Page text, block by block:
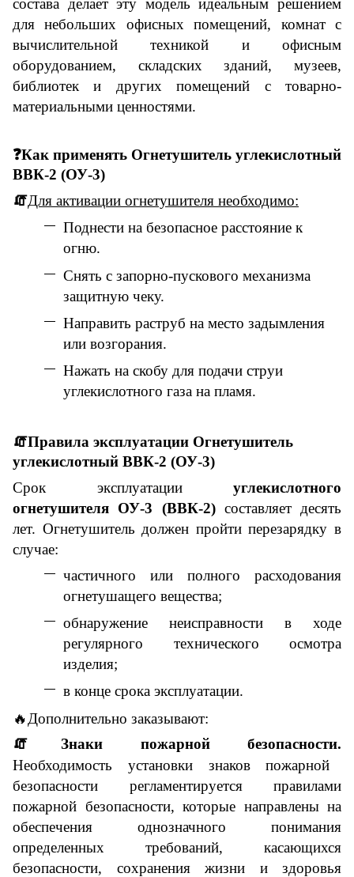
для небольших офисных помещений, комнат с
вычислительной техникой и офисным
оборудованием, складских зданий, музеев,
библиотек и других помещений с товарно-
материальными ценностями.
❓Как применять Огнетушитель углекислотный
ВВК-2 (ОУ-3)
🧯Для активации огнетушителя необходимо:
Поднести на безопасное расстояние к
огню.
Снять с запорно-пускового механизма
защитную чеку.
Направить раструб на место задымления
или возгорания.
Нажать на скобу для подачи струи
углекислотного газа на пламя.
🧯Правила эксплуатации Огнетушитель
углекислотный ВВК-2 (ОУ-3)
Срок эксплуатации углекислотного
огнетушителя ОУ-3 (ВВК-2)составляет десять
лет. Огнетушитель должен пройти перезарядку в
случае:
частичного или полного расходования
огнетушащего вещества;
обнаружение неисправности в ходе
регулярного технического осмотра
изделия;
в конце срока эксплуатации.
🔥 Дополнительно заказывают:
🧯Знаки пожарной безопасности.
Необходимость установки знаков пожарной
безопасности регламентируется правилами
пожарной безопасности, которые направлены на
обеспечения однозначного понимания
определенных требований, касающихся
безопасности, сохранения жизни и здоровья